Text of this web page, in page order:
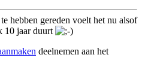
hebben gereden voelt het nu alsof
10 jaar duurt
deelnemen aan het